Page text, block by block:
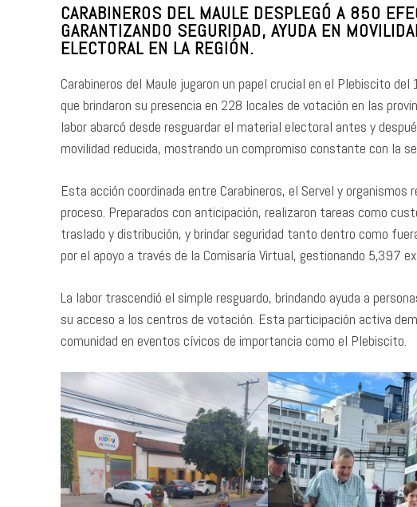
CARABINEROS DEL MAULE DESPLEGÓ A 850
GARANTIZANDO SEGURIDAD, AYUDA EN
ELECTORAL EN LA REGIÓN.
Carabineros del Maule jugaron un papel crucial en el Plebiscito
que brindaron su presencia en 228 locales de votación en las
labor abarcó desde resguardar el material electoral antes y
movilidad reducida, mostrando un compromiso constante con la
Esta acción coordinada entre Carabineros, el Servel y organismos
proceso. Preparados con anticipación, realizaron tareas como
traslado y distribución, y brindar seguridad tanto dentro como
por el apoyo a través de la Comisaría Virtual, gestionando 5,397
La labor trascendió el simple resguardo, brindando ayuda a
su acceso a los centros de votación. Esta participación activa
comunidad en eventos cívicos de importancia como el Plebiscito.